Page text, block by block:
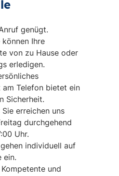
genügt.
können Ihre
von zu Hause oder
erledigen.
Telefon bietet ein
Sicherheit.
Sie erreichen uns
durchgehend
Uhr.
individuell auf
ein.
und